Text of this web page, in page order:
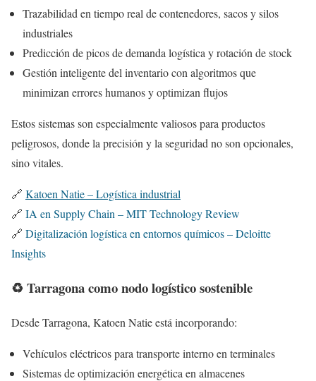
Trazabilidad en tiempo real de contenedores, sacos y silos
industriales
Predicción de picos de demanda logística y rotación de stock
Gestión inteligente del inventario con algoritmos que
minimizan errores humanos y optimizan flujos
Estos sistemas son especialmente valiosos para productos
peligrosos, donde la precisión y la seguridad no son opcionales,
sino vitales.
🔗 Katoen Natie – Logística industrial
🔗 IA en Supply Chain – MIT Technology Review
🔗 Digitalización logística en entornos químicos – Deloitte
Insights
♻️ Tarragona como nodo logístico sostenible
Desde Tarragona, Katoen Natie está incorporando:
Vehículos eléctricos para transporte interno en terminales
Sistemas de optimización energética en almacenes